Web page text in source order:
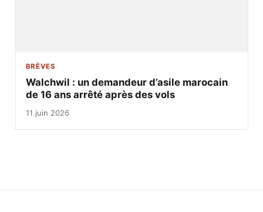
BRÈVES
Walchwil : un demandeur d’asile marocain
de 16 ans arrêté après des vols
11 juin 2026